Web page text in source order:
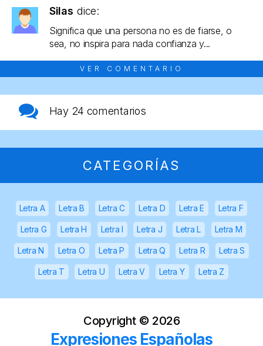
Silas dice:
Significa que una persona no es de fiarse, o
sea, no inspira para nada confianza y...
VER COMENTARIO
Hay 24 comentarios
CATEGORÍAS
Letra A Letra B Letra C Letra D Letra E Letra F
Letra G Letra H Letra I Letra J Letra L Letra M
Letra N Letra O Letra P Letra Q Letra R Letra S
Letra T Letra U Letra V Letra Y Letra Z
Copyright © 2026
Expresiones Españolas